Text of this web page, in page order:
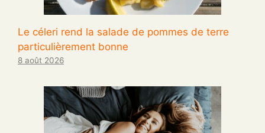
Le céleri rend la salade de pommes de terre
particulièrement bonne
8 août 2026